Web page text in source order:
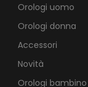
Orologi uomo
Orologi donna
Accessori
Novità
Orologi bambino